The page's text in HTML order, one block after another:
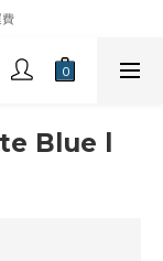
Blue l